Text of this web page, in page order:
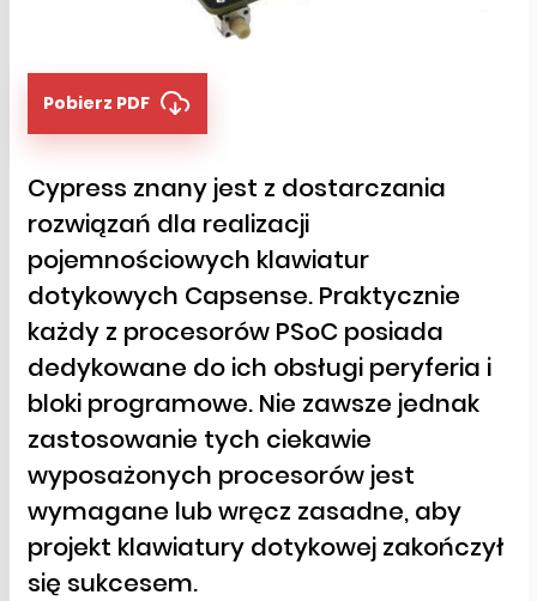
Pobierz PDF
Cypress znany jest z dostarczania
rozwiązań dla realizacji
pojemnościowych klawiatur
dotykowych Capsense. Praktycznie
każdy z procesorów PSoC posiada
dedykowane do ich obsługi peryferia i
bloki programowe. Nie zawsze jednak
zastosowanie tych ciekawie
wyposażonych procesorów jest
wymagane lub wręcz zasadne, aby
projekt klawiatury dotykowej zakończył
się sukcesem.